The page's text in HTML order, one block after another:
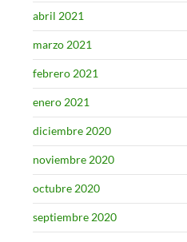
abril 2021
marzo 2021
febrero 2021
enero 2021
diciembre 2020
noviembre 2020
octubre 2020
septiembre 2020